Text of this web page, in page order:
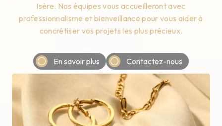
Isère. Nos équipes vous accueilleront avec
professionnalisme et bienveillance pour vous aider à
concrétiser vos projets les plus précieux.
En savoir plus Contactez-nous